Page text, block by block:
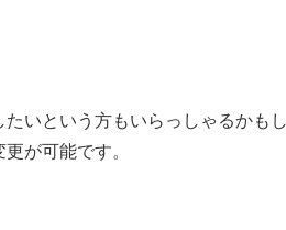
いという方もいらっしゃるかも
が可能です。